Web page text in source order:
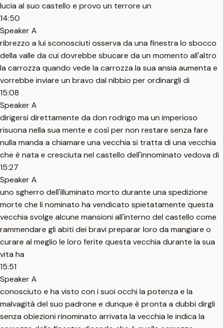
lucia al suo castello e provo un terrore un
14:50
Speaker A
ribrezzo a lui sconosciuti osserva da una finestra lo sbocco
della valle da cui dovrebbe sbucare da un momento all'altro
la carrozza quando vede la carrozza la sua ansia aumenta e
vorrebbe inviare un bravo dal nibbio per ordinargli di
15:08
Speaker A
dirigersi direttamente da don rodrigo ma un imperioso
risuona nella sua mente e così per non restare senza fare
nulla manda a chiamare una vecchia si tratta di una vecchia
che è nata e cresciuta nel castello dell'innominato vedova di
15:27
Speaker A
uno sgherro dell'illuminato morto durante una spedizione
morte che li nominato ha vendicato spietatamente questa
vecchia svolge alcune mansioni all'interno del castello come
rammendare gli abiti dei bravi preparar loro da mangiare o
curare al meglio le loro ferite questa vecchia durante la sua
vita ha
15:51
Speaker A
conosciuto e ha visto con i suoi occhi la potenza e la
malvagità del suo padrone e dunque è pronta a dubbi dirgli
senza obiezioni rinominato arrivata la vecchia le indica la